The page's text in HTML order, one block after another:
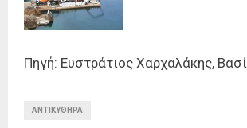
Πηγή: Ευστράτιος Χαρχαλάκης,
ΑΝΤΙΚΥΘΗΡΑ